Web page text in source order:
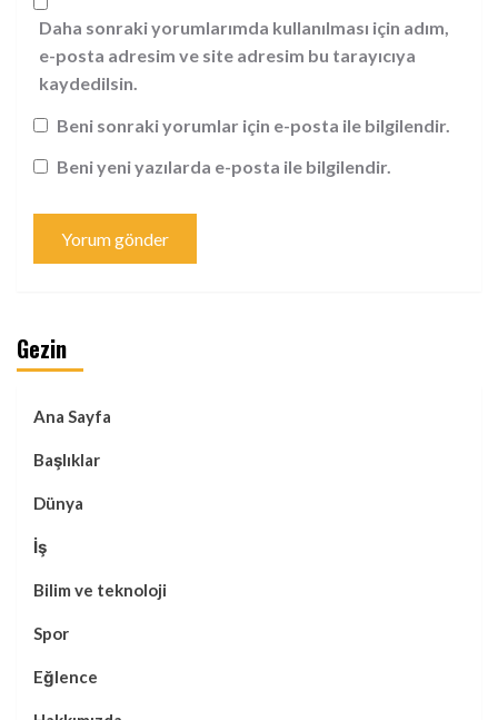
Daha sonraki yorumlarımda kullanılması için adım,
e-posta adresim ve site adresim bu tarayıcıya
kaydedilsin.
Beni sonraki yorumlar için e-posta ile bilgilendir.
Beni yeni yazılarda e-posta ile bilgilendir.
Gezin
Ana Sayfa
Başlıklar
Dünya
İş
Bilim ve teknoloji
Spor
Eğlence